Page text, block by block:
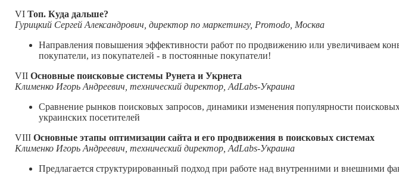
VI Топ. Куда дальше?
Гурицкий Сергей Александрович, директор по маркетингу, Promodo, Москва
Направления повышения эффективности работ по продвижению или увеличиваем
покупатели, из покупателей - в постоянные покупатели!
VII Основные поисковые системы Рунета и Укрнета
Клименко Игорь Андреевич, технический директор, AdLabs-Украина
Сравнение рынков поисковых запросов, динамики изменения популярности
украинских посетителей
VIII Основные этапы оптимизации сайта и его продвижения в поисковых системах
Клименко Игорь Андреевич, технический директор, AdLabs-Украина
Предлагается структурированный подход при работе над внутренними и внешними